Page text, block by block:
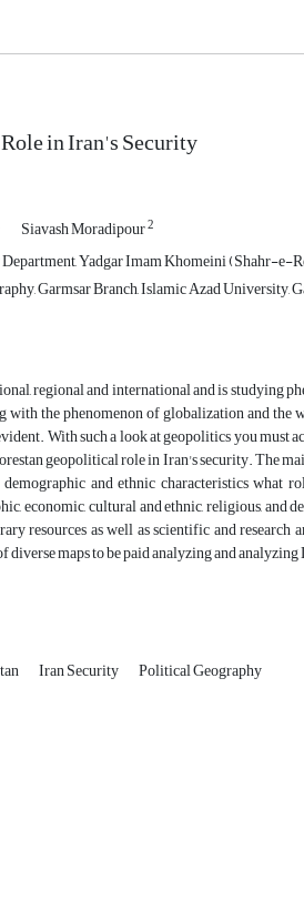
in Iran's Security
Siavash Moradipour2
Yadgar Imam Khomeini (Shahr-e-
Garmsar Branch, Islamic Azad University,
regional and international and is studying
with the phenomenon of globalization and
With such a look at geopolitics you must
geopolitical role in Iran's security. The
and ethnic characteristics
economic, cultural and ethnic, religious,
resources as well as scientific and research
diverse maps to be paid analyzing and
Iran Security Political Geography